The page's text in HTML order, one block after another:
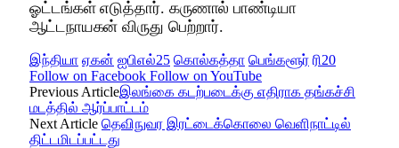
ஓட்டங்கள் எடுத்தார். கருணால் பாண்டியா
ஆட்டநாயகன் விருது பெற்றார்.
இந்தியா ஏகன் ஐபிஎல்25 கொல்கத்தா பெங்களூர் ரி20
Follow on Facebook Follow on YouTube
Previous Articleஇலங்கை கடற்படைக்கு எதிராக தங்கச்சி
மடத்தில் ஆர்ப்பாட்டம்
Next Article தெவிநுவர இரட்டைக்கொலை வெளிநாட்டில்
திட்டமிடப்பட்டது